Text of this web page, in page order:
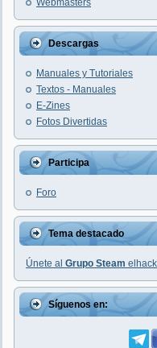
Webmasters
Descargas
Manuales y Tutoriales
Textos - Manuales
E-Zines
Fotos Divertidas
Participa
Foro
Tema destacado
Únete al Grupo Steam
Síguenos en: